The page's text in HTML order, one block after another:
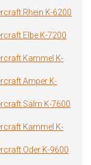
Rhein K-6200
Elbe K-7200
Kammel K-
Amper K-
Salm K-7600
Kammel K-
Oder K-9600